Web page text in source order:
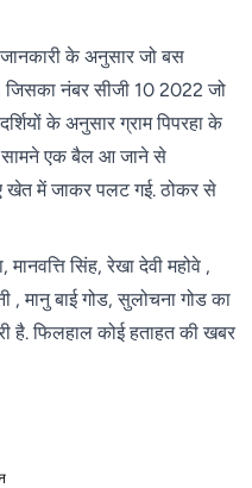
जानकारी के अनुसार जो बस
जिसका नंबर सीजी 10 2022 जो
के अनुसार ग्राम पिपरहा के
सामने एक बैल आ जाने से
खेत में जाकर पलट गई. ठोकर से
सिंह, रेखा देवी महोवे ,
, मानु बाई गोड, सुलोचना गोड का
है. फिलहाल कोई हताहत की खबर